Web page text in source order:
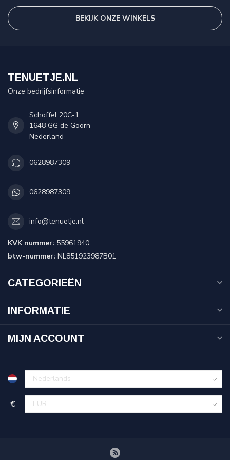
BEKIJK ONZE WINKELS
TENUETJE.NL
Onze bedrijfsinformatie
Schoffel 20C-1
1648 GG de Goorn
Nederland
0628987309
0628987309
info@tenuetje.nl
KVK nummer: 55961940
btw-nummer: NL851923987B01
CATEGORIEËN
INFORMATIE
MIJN ACCOUNT
€